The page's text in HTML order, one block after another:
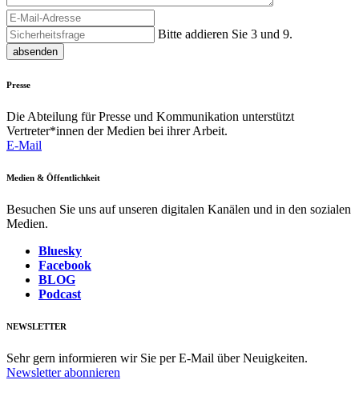
Bitte addieren Sie 3 und 9.
absenden
Presse
Die Abteilung für Presse und Kommunikation unterstützt
Vertreter*innen der Medien bei ihrer Arbeit.
E-Mail
Medien & Öffentlichkeit
Besuchen Sie uns auf unseren digitalen Kanälen und in den sozialen
Medien.
Bluesky
Facebook
BLOG
Podcast
NEWSLETTER
Sehr gern informieren wir Sie per E-Mail über Neuigkeiten.
Newsletter abonnieren